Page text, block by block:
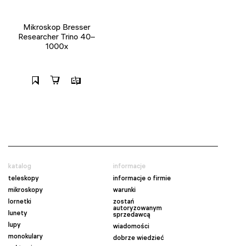
Mikroskop Bresser
Researcher Trino 40–
1000x
katalog
teleskopy
mikroskopy
lornetki
lunety
lupy
monokulary
informacje
informacje o firmie
warunki
zostań
autoryzowanym
sprzedawcą
wiadomości
dobrze wiedzieć